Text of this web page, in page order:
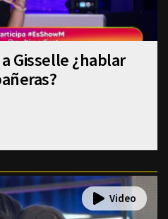
Gisselle ¿hablar